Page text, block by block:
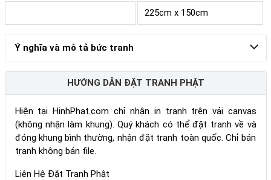
225cm x 150cm
Ý nghĩa và mô tả bức tranh
HƯỚNG DẪN ĐẶT TRANH PHẬT
Hiện tại HinhPhat.com chỉ nhận in tranh trên vải canvas
(không nhận làm khung). Quý khách có thể đặt tranh về và
đóng khung bình thường, nhận đặt tranh toàn quốc. Chỉ bán
tranh không bán file.
Liên Hệ Đặt Tranh Phật